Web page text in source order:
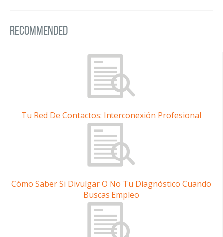
Recommended
Tu Red De Contactos: Interconexión Profesional
Cómo Saber Si Divulgar O No Tu Diagnóstico Cuando
Buscas Empleo